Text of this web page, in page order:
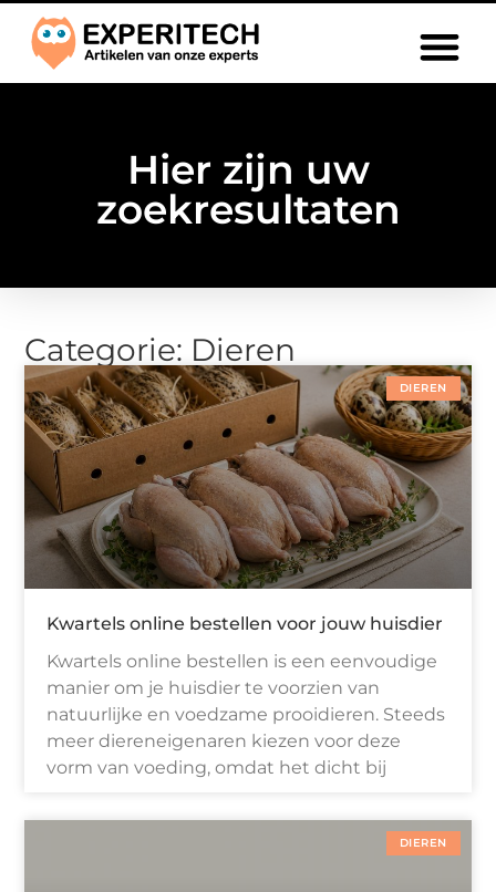
Hier zijn uw
zoekresultaten
Categorie: Dieren
DIEREN
Kwartels online bestellen voor jouw huisdier
Kwartels online bestellen is een eenvoudige
manier om je huisdier te voorzien van
natuurlijke en voedzame prooidieren. Steeds
meer diereneigenaren kiezen voor deze
vorm van voeding, omdat het dicht bij
DIEREN